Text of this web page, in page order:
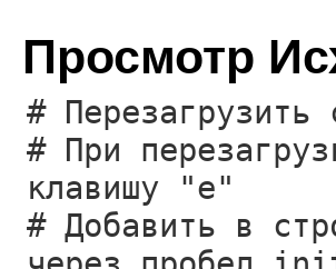
Просмотр
# Перезагрузить
# При
клавишу "e"
# Добавить в